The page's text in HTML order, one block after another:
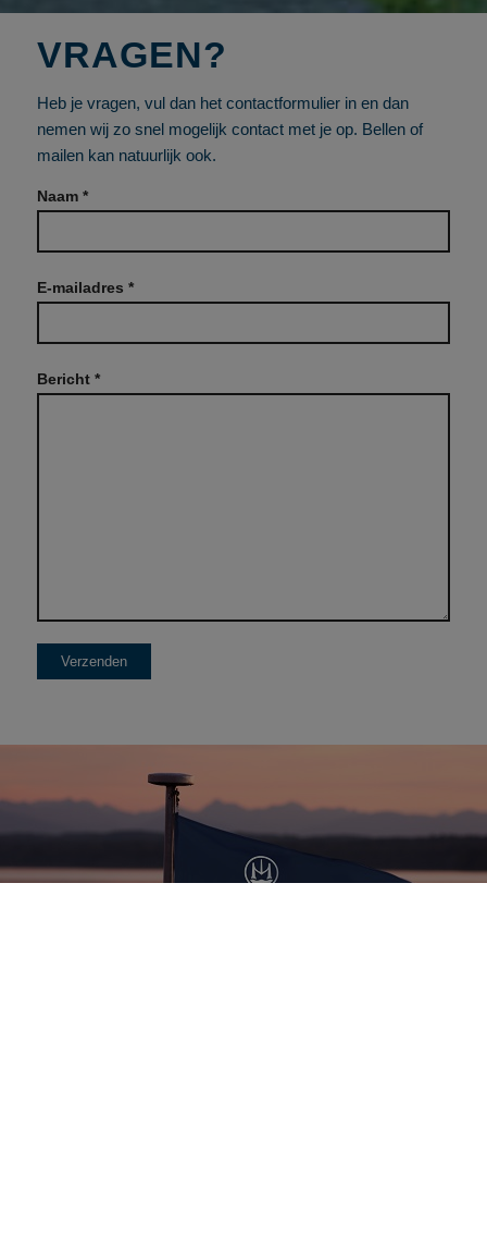
VRAGEN?
Heb je vragen, vul dan het contactformulier in en dan
nemen wij zo snel mogelijk contact met je op. Bellen of
mailen kan natuurlijk ook.
Naam *
E-mailadres *
Bericht *